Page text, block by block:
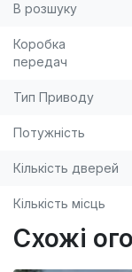
В розшуку
Коробка
передач
Тип Приводу
Потужність
Кількість дверей
Кількість місць
Схожі